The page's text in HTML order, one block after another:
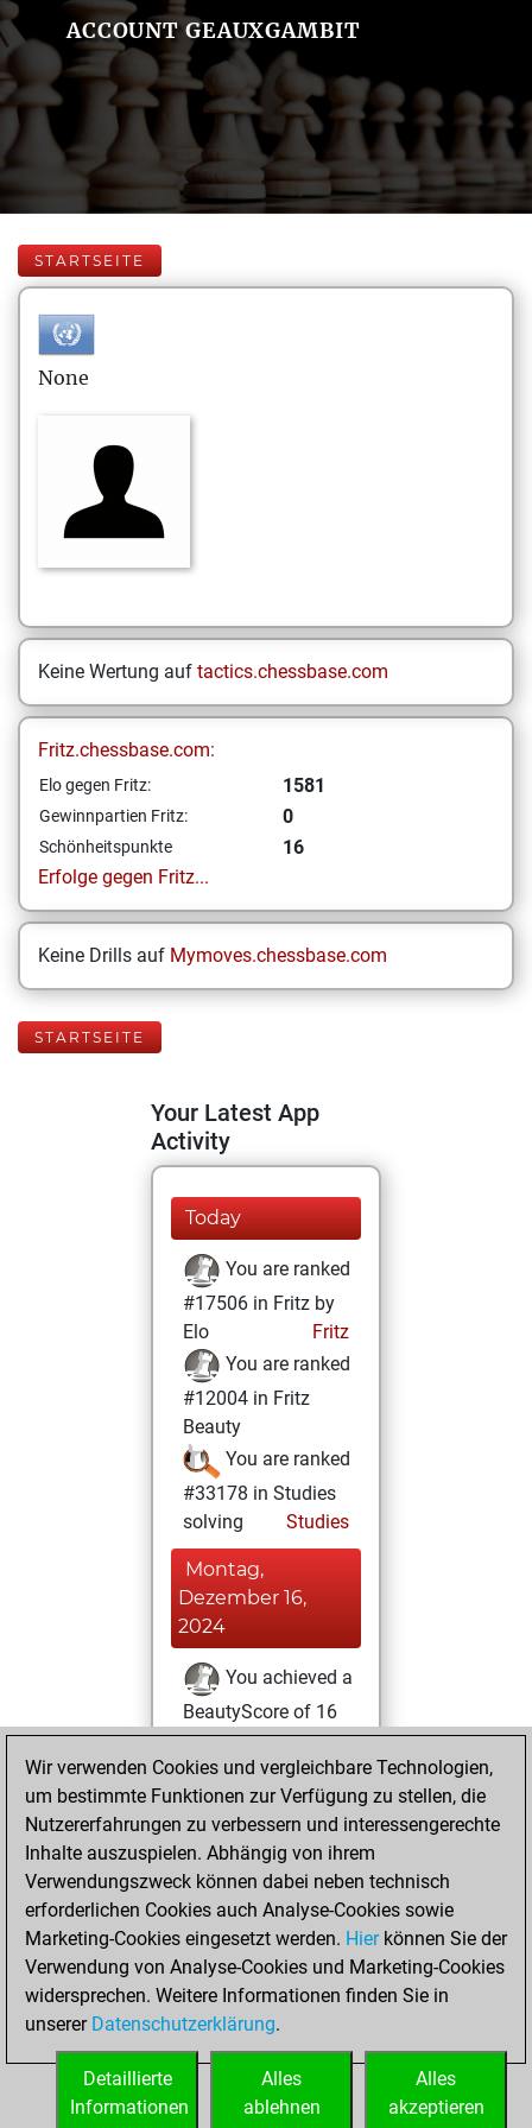
ACCOUNT GEAUXGAMBIT
STARTSEITE
None
Keine Wertung auf tactics.chessbase.com
Fritz.chessbase.com:
Elo gegen Fritz: 1581
Gewinnpartien Fritz: 0
Schönheitspunkte
16
Erfolge gegen Fritz...
Keine Drills auf Mymoves.chessbase.com
STARTSEITE
Your Latest App
Activity
Today
You are ranked
#17506 in Fritz by
Elo
Fritz
You are ranked
#12004 in Fritz
Beauty
You are ranked
#33178 in Studies
solving
Studies
Montag,
Dezember 16,
2024
You achieved a
BeautyScore of 16
Fritz
achieved a new Elo
of 1581
your Studies account
Studies
Sonntag,
Dezember 15,
2024
You created
your Fritz account
Wir verwenden Cookies und vergleichbare Technologien,
um bestimmte Funktionen zur Verfügung zu stellen, die
Nutzererfahrungen zu verbessern und interessengerechte
Inhalte auszuspielen. Abhängig von ihrem
Verwendungszweck können dabei neben technisch
erforderlichen Cookies auch Analyse-Cookies sowie
Marketing-Cookies eingesetzt werden. Hierkönnen Sie der
Verwendung von Analyse-Cookies und Marketing-Cookies
widersprechen. Weitere Informationen finden Sie in
unserer Datenschutzerklärung.
Alles
akzeptieren
Alles
ablehnen
Detaillierte
Informationen